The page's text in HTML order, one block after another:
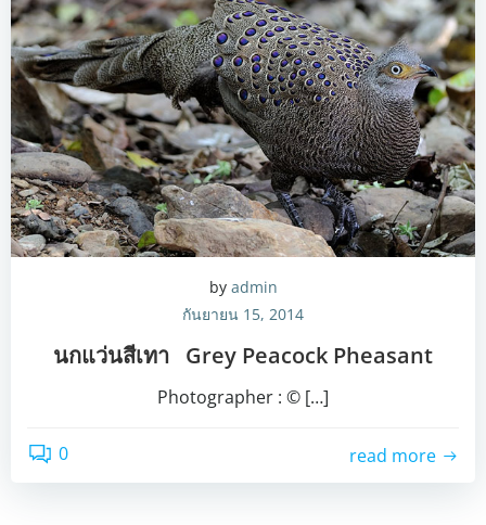
by admin
กันยายน 15, 2014
นกแว่นสีเทา Grey Peacock Pheasant
Photographer : © […]
0 read more